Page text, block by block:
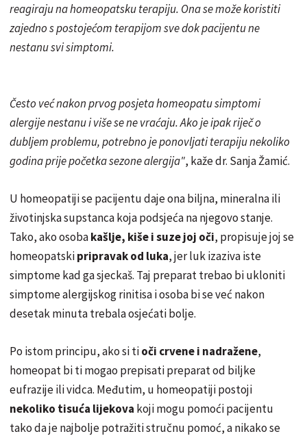
reagiraju na homeopatsku terapiju. Ona se možekoristiti
zajedno s postojećom terapijom sve dok pacijentu ne
nestanu svi simptomi.
Često već nakon prvog posjeta homeopatu simptomi
alergije nestanu i više se ne vraćaju. Ako je ipak riječ o
dubljem problemu, potrebno je ponovljati terapiju nekoliko
godina prije početka sezone alergija", kaže dr. Sanja Žamić.
U homeopatiji se pacijentu daje ona biljna, mineralna ili
životinjska supstanca koja podsjeća na njegovo stanje.
Tako, ako osobakašlje, kiše i suze joj oči, propisuje joj se
homeopatskipripravak od luka, jer luk izaziva iste
simptome kad ga sjeckaš. Taj preparat trebao bi ukloniti
simptome alergijskog rinitisa i osoba bi se već nakon
desetak minuta trebala osjećati bolje.
Po istom principu, ako si tioči crvene i nadražene,
homeopat bi ti mogao prepisati preparat od biljke
eufrazije ili vidca. Međutim, u homeopatiji postoji
nekoliko tisuća lijekova koji mogu pomoći pacijentu
tako da je najbolje potražiti stručnu pomoć, a nikako se